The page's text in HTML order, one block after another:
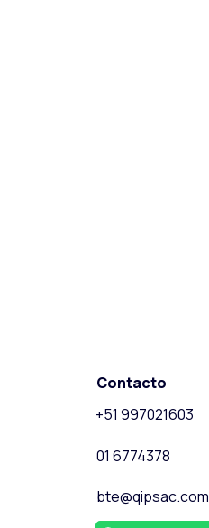
Contacto
+51 997021603
01 6774378
bte@qipsac.com